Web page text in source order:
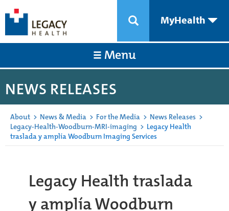
MyHealth
Menu
NEWS RELEASES
About > News & Media > For the Media > News Releases >
Legacy-Health-Woodburn-MRI-imaging > Legacy Health
traslada y amplía Woodburn Imaging Services
Legacy Health traslada
y amplía Woodburn